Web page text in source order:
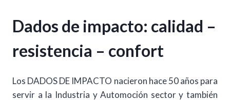
Dados de impacto: calidad –
resistencia – confort
Los DADOS DE IMPACTO nacieron hace 50 años para
servir a la Industria y Automoción sector y también